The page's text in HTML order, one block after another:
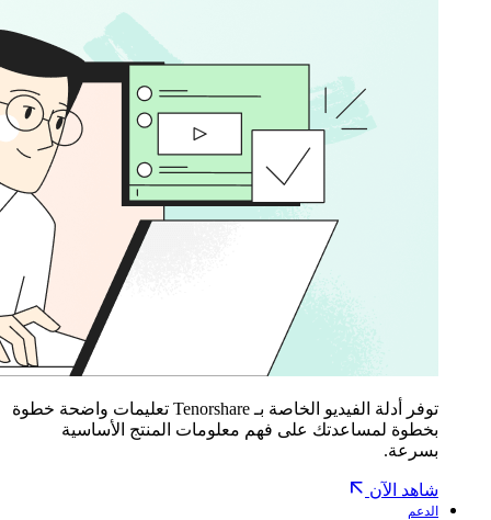
توفر أدلة الفيديو الخاصة بـ Tenorshare تعليمات واضحة خطوة
بخطوة لمساعدتك على فهم معلومات المنتج الأساسية
بسرعة.
شاهد الآن
الدعم